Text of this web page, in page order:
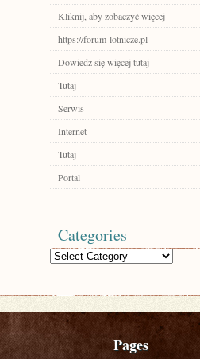
Kliknij, aby zobaczyć więcej
https://forum-lotnicze.pl
Dowiedz się więcej tutaj
Tutaj
Serwis
Internet
Tutaj
Portal
Categories
Categories
Pages